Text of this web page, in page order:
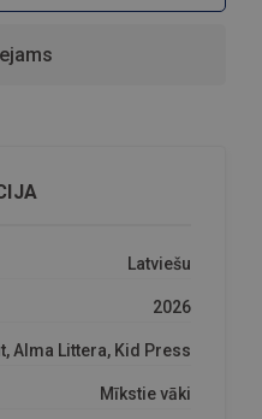
Latviešu
2026
Alma Littera, Kid Press
Mīkstie vāki